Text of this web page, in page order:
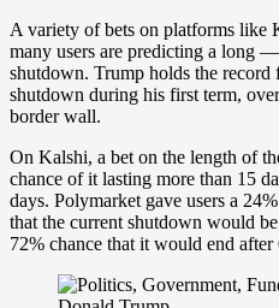
A variety of bets on platforms like
many users are predicting a long
shutdown. Trump holds the record
shutdown during his first term,
border wall.
On Kalshi, a bet on the length of
chance of it lasting more than 15
days. Polymarket gave users a
that the current shutdown would
72% chance that it would end after